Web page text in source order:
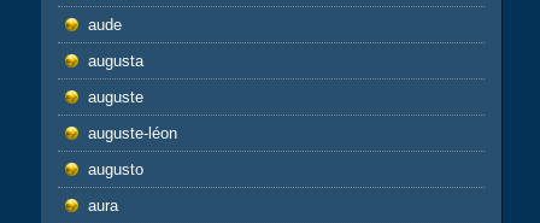
aude
augusta
auguste
auguste-léon
augusto
aura